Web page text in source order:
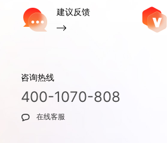
建议反馈
咨询热线
400-1070-808
在线客服